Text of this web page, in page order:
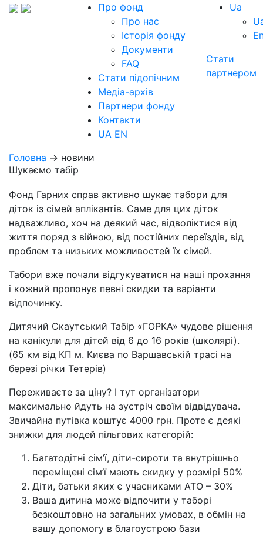
Про фонд
Про нас
Історія фонду
Документи
FAQ
Стати підопічним
Медіа-архів
Партнери фонду
Контакти
UA EN
Ua
Стати
партнером
Головна → новини
Шукаємо табір
Фонд Гарних справ активно шукає табори для
діток із сімей аплікантів. Саме для цих діток
надважливо, хоч на деякий час, відволіктися від
життя поряд з війною, від постійних переїздів, від
проблем та низьких можливостей їх сімей.
Табори вже почали відгукуватися на наші прохання
і кожний пропонує певні скидки та варіанти
відпочинку.
Дитячий Скаутський Табір «ГОРКА» чудове рішення
на канікули для дітей від 6 до 16 років (школярі).
(65 км від КП м. Києва по Варшавській трасі на
березі річки Тетерів)
Переживаєте за ціну? І тут організатори
максимально йдуть на зустріч своїм відвідувача.
Звичайна путівка коштує 4000 грн. Проте є деякі
знижки для людей пільгових категорій:
Багатодітні сім’ї, діти-сироти та внутрішньо
переміщені сім’ї мають скидку у розмірі 50%
Діти, батьки яких є учасниками АТО – 30%
Ваша дитина може відпочити у таборі
безкоштовно на загальних умовах, в обмін на
вашу допомогу в благоустрою бази